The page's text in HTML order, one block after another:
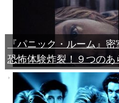
『パニック・ルーム』
恐怖体験炸裂！９つのあ